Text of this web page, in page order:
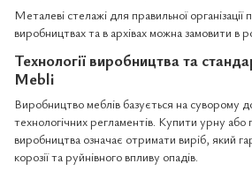
Металеві стелажі для правильної
виробництвах та в архівах можна замовити в
Технології виробництва та
Mebli
Виробництво меблів базується на суворому
технологічних регламентів. Купити урну
виробництва означає отримати виріб, який
корозії та руйнівного впливу опадів.